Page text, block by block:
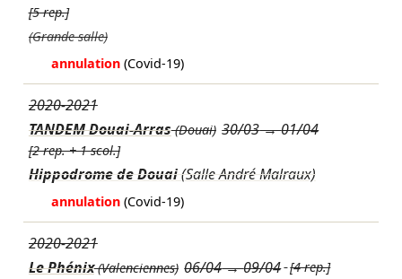
[5 rep.]
(Grande salle)
annulation (Covid-19)
2020-2021
TANDEM Douai-Arras(Douai) 30/03→01/04
[2 rep. + 1 scol.]
Hippodrome de Douai(Salle André Malraux)
annulation (Covid-19)
2020-2021
Le Phénix(Valenciennes) 06/04→09/04 [4 rep.]